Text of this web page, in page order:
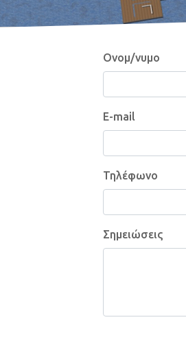
Ονομ/νυμο
E-mail
Τηλέφωνο
Σημειώσεις